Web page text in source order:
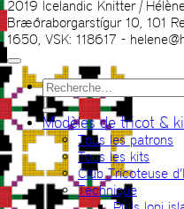
2019 Icelandic Knitter |
Bræðraborgarstígur 10, 101
1650, VSK: 118617 -
Recherche
pour :
Modèles de tricot &
Tous les patrons
Tous les kits
Club Tricoteuse
Technique